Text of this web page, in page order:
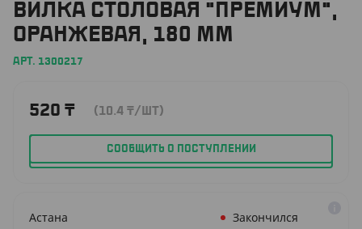
ВИЛКА СТОЛОВАЯ "ПРЕМИУМ",
ОРАНЖЕВАЯ, 180 ММ
АРТ. 1300217
520 ₸ (10.4 ₸/ШТ)
СООБЩИТЬ О ПОСТУПЛЕНИИ
Астана
Закончился